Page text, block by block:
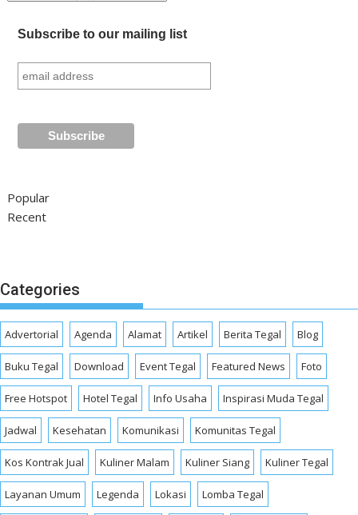
Subscribe to our mailing list
Popular
Recent
Categories
Advertorial Agenda Alamat Artikel Berita Tegal Blog
Buku Tegal Download Event Tegal Featured News Foto
Free Hotspot Hotel Tegal Info Usaha Inspirasi Muda Tegal
Jadwal Kesehatan Komunikasi Komunitas Tegal
Kos Kontrak Jual Kuliner Malam Kuliner Siang Kuliner Tegal
Layanan Umum Legenda Lokasi Lomba Tegal